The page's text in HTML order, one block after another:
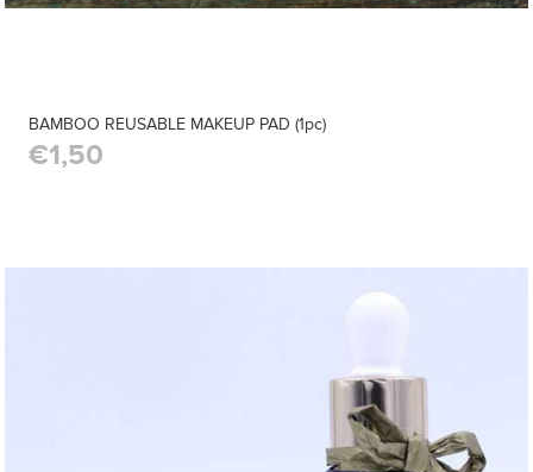
BAMBOO REUSABLE MAKEUP PAD (1pc)
€1,50